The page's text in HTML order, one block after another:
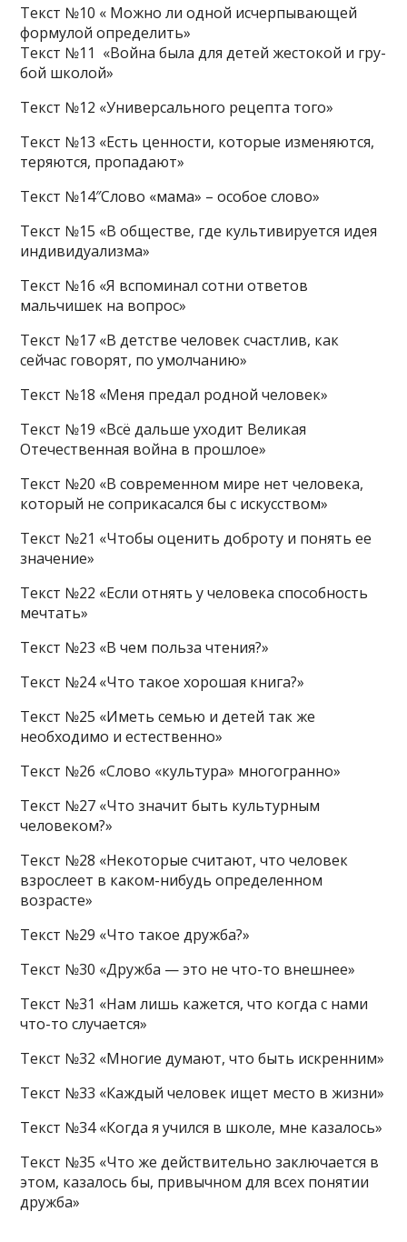
Текст №10 « Можно ли одной исчерпывающей
формулой определить»
Текст №11 «Война была для детей же­сто­кой и гру­
бой школой»
Текст №12 «Универсального рецепта того»
Текст №13 «Есть ценности, которые изменяются,
теряются, пропадают»
Текст №14″Слово «мама» – особое слово»
Текст №15 «В об­ще­стве, где куль­ти­ви­ру­ет­ся идея
ин­ди­ви­ду­а­лиз­ма»
Текст №16 «Я вспоминал сотни ответов
мальчишек на вопрос»
Текст №17 «В детстве человек счастлив, как
сейчас говорят, по умолчанию»
Текст №18 «Меня пре­дал родной человек»
Текст №19 «Всё даль­ше уходит Ве­ли­кая
Отечественная война в прошлое»
Текст №20 «В современном мире нет человека,
который не соприкасался бы с искусством»
Текст №21 «Чтобы оценить доброту и понять ее
значение»
Текст №22 «Если отнять у человека способность
мечтать»
Текст №23 «В чем польза чтения?»
Текст №24 «Что такое хорошая книга?»
Текст №25 «Иметь семью и детей так же
необходимо и естественно»
Текст №26 «Слово «культура» многогранно»
Текст №27 «Что значит быть культурным
человеком?»
Текст №28 «Некоторые считают, что человек
взрослеет в каком-нибудь определенном
возрасте»
Текст №29 «Что такое дружба?»
Текст №30 «Дружба — это не что-то внешнее»
Текст №31 «Нам лишь кажется, что когда с нами
что-то случается»
Текст №32 «Многие думают, что быть искренним»
Текст №33 «Каждый человек ищет место в жизни»
Текст №34 «Когда я учился в школе, мне казалось»
Текст №35 «Что же действительно заключается в
этом, казалось бы, привычном для всех понятии
дружба»